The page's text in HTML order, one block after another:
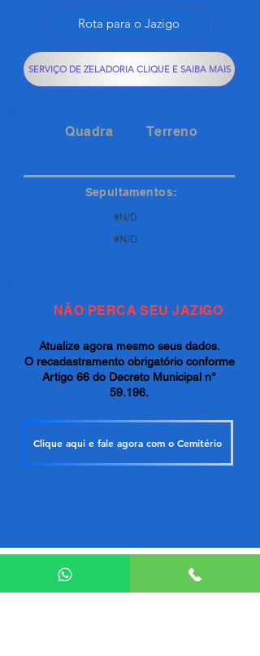
Rota para o Jazigo
SERVIÇO DE ZELADORIA CLIQUE E SAIBA MAIS
Quadra Terreno
Sepultamentos:
#N/D
#N/D
NÃO PERCA SEU JAZIGO
Atualize agora mesmo seus dados.
O recadastramento obrigatório conforme
Artigo 66 do Decreto Municipal n°
59.196.
Clique aqui e fale agora com o Cemitério